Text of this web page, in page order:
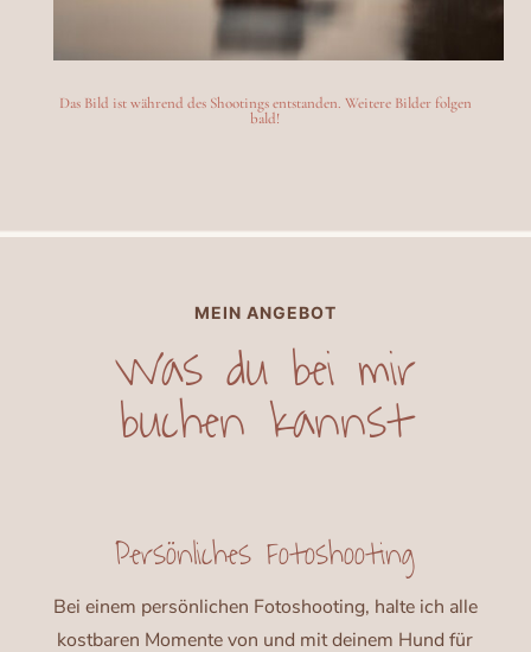
Das Bild ist während des Shootings entstanden. Weitere Bilder folgen
bald!
MEIN ANGEBOT
Was du bei mir
buchen kannst
Persönliches Fotoshooting
Bei einem persönlichen Fotoshooting, halte ich alle
kostbaren Momente von und mit deinem Hund für